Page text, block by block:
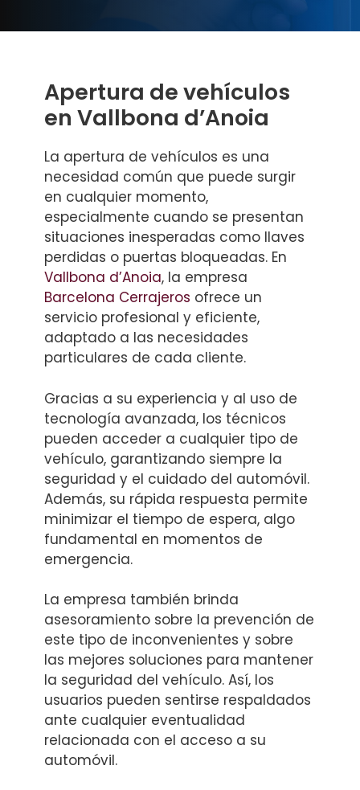
Apertura de vehículos
en Vallbona d’Anoia
La apertura de vehículos es una
necesidad común que puede surgir
en cualquier momento,
especialmente cuando se presentan
situaciones inesperadas como llaves
perdidas o puertas bloqueadas. En
Vallbona d’Anoia, la empresa
Barcelona Cerrajeros ofrece un
servicio profesional y eficiente,
adaptado a las necesidades
particulares de cada cliente.
Gracias a su experiencia y al uso de
tecnología avanzada, los técnicos
pueden acceder a cualquier tipo de
vehículo, garantizando siempre la
seguridad y el cuidado del automóvil.
Además, su rápida respuesta permite
minimizar el tiempo de espera, algo
fundamental en momentos de
emergencia.
La empresa también brinda
asesoramiento sobre la prevención de
este tipo de inconvenientes y sobre
las mejores soluciones para mantener
la seguridad del vehículo. Así, los
usuarios pueden sentirse respaldados
ante cualquier eventualidad
relacionada con el acceso a su
automóvil.